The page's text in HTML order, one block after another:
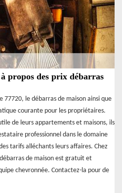
propos des prix débarras
77720, le débarras de maison ainsi que
courante pour les propriétaires.
de leurs appartements et maisons, ils
professionnel dans le domaine
tarifs alléchants leurs affaires. Chez
de maison est gratuit et
chevronnée. Contactez-la pour de